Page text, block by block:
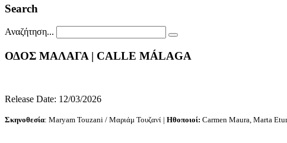
Search
Αναζήτηση...
ΟΔΟΣ ΜΑΛΑΓΑ | CALLE MÁLAGA
Release Date: 12/03/2026
Σκηνοθεσία: Maryam Touzani / Μαριάμ Τουζανί | Ηθοποιοί: Carmen Maura, Marta